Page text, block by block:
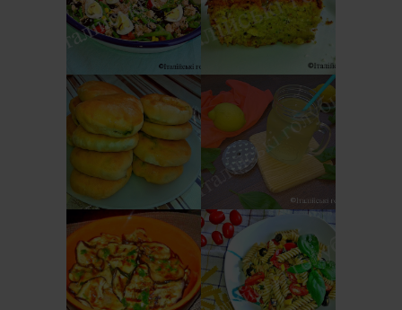
ШПАРАГІВКИ
(INSALATA DI
FAGIOLINI)
КАБАЧКІВ
(TORTA DOLCE DI
ZUCCHINE)
ОСЕТИНСЬКІ
ПИРІЖКИ ЗІ
ШПИНАТОМ І
СИРОМ
ЛИМОНАД З
БАЗИЛІКОМ
(LIMONATA AL
BASILICO)
ЗАКУСКА З
БАКЛАЖАНІВ
ПО-ІТАЛІЙСЬКИ
(ANTIPASTO DI
MELANZANE)
ІТАЛІЙСЬКИЙ
САЛАТ З
МАКАРОНІВ
(PASTA FREDDA)